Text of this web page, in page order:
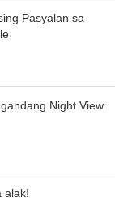
Pasyalan sa
Night View
alak!